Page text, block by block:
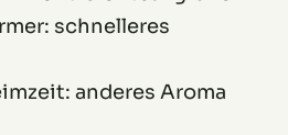
schnelleres
anderes Aroma